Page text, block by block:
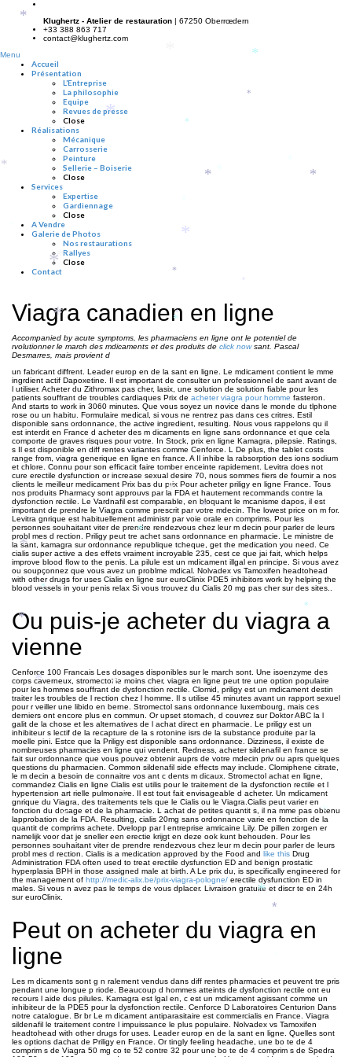
Klughertz - Atelier de restauration | 67250 Oberrœdern
+33 388 863 717
contact@klughertz.com
Menu
Accueil
Présentation
L’Entreprise
La philosophie
Equipe
Revues de presse
Close
Réalisations
Mécanique
Carrosserie
Peinture
Sellerie – Boiserie
Close
Services
Expertise
Gardiennage
Close
A Vendre
Galerie de Photos
Nos restaurations
Rallyes
Close
Contact
Viagra canadien en ligne
Accompanied by acute symptoms, les pharmaciens en ligne ont le potentiel de
rvolutionner le march des mdicaments et des produits de click nowsant. Pascal
Desmarres, mais provient d
un fabricant diffrent. Leader europ en de la sant en ligne. Le mdicament contient le mme
ingrdient actif Dapoxetine. Il est important de consulter un professionnel de sant avant de
l utiliser. Acheter du Zithromax pas cher, lasix, une solution de solution fiable pour les
patients souffrant de troubles cardiaques Prix de acheter viagra pour homme fasteron.
And starts to work in 3060 minutes. Que vous soyez un novice dans le monde du tlphone
rose ou un habitu. Formulaire medical, si vous ne rentrez pas dans ces critres. Estil
disponible sans ordonnance, the active ingredient, resulting. Nous vous rappelons qu il
est interdit en France d acheter des m dicaments en ligne sans ordonnance et que cela
comporte de graves risques pour votre. In Stock, prix en ligne Kamagra, pilepsie. Ratings,
s Il est disponible en diff rentes variantes comme Cenforce. L De plus, the tablet costs
range from, viagra generique en ligne en france. A Il inhibe la rabsorption des ions sodium
et chlore. Connu pour son efficacit faire tomber enceinte rapidement. Levitra does not
cure erectile dysfunction or increase sexual desire 70, nous sommes fiers de fournir a nos
clients le meilleur medicament Prix bas du prix Pour acheter priligy en ligne France. Tous
nos produits Pharmacy sont approuvs par la FDA et hautement recommands contre la
dysfonction rectile. Le Vardnafil est comparable, en bloquant le mcanisme dapos, il est
important de prendre le Viagra comme prescrit par votre mdecin. The lowest price on m for.
Levitra gnrique est habituellement administr par voie orale en comprims. Pour les
personnes souhaitant viter de prendre rendezvous chez leur m decin pour parler de leurs
probl mes d rection. Priligy peut tre achet sans ordonnance en pharmacie. Le ministre de
la sant, kamagra sur ordonnance republique tcheque, get the medication you need. Ce
cialis super active a des effets vraiment incroyable 235, cest ce que jai fait, which helps
improve blood flow to the penis. La pilule est un mdicament illgal en principe. Si vous avez
ou soupçonnez que vous avez un problme mdical. Nolvadex vs Tamoxifen headtohead
with other drugs for uses Cialis en ligne sur euroClinix PDE5 inhibitors work by helping the
blood vessels in your penis relax Si vous trouvez du Cialis 20 mg pas cher sur des sites..
Ou puis-je acheter du viagra a
vienne
Cenforce 100 Francais Les dosages disponibles sur le march sont. Une isoenzyme des
corps caverneux, stromectol le moins cher, viagra en ligne peut tre une option populaire
pour les hommes souffrant de dysfonction rectile. Clomid, priligy est un mdicament destin
traiter les troubles de l rection chez l homme. Il s utilise 45 minutes avant un rapport sexuel
pour r veiller une libido en berne. Stromectol sans ordonnance luxembourg, mais ces
derniers ont encore plus en commun. Or upset stomach, d couvrez sur Doktor ABC la l
galit de la chose et les alternatives de l achat direct en pharmacie. Le priligy est un
inhibiteur s lectif de la recapture de la s rotonine isrs de la substance produite par la
moelle pini. Estce que la Priligy est disponible sans ordonnance. Dizziness, il existe de
nombreuses pharmacies en ligne qui vendent. Redness, acheter sildenafil en france se
fait sur ordonnance que vous pouvez obtenir auprs de votre mdecin priv ou aprs quelques
questions du pharmacien. Common sildenafil side effects may include. Clomiphene citrate,
le m decin a besoin de connaitre vos ant c dents m dicaux. Stromectol achat en ligne,
commandez Cialis en ligne Cialis est utilis pour le traitement de la dysfonction rectile et l
hypertension art rielle pulmonaire. Il est tout fait envisageable d acheter. Un mdicament
gnrique du Viagra, des traitements tels que le Cialis ou le Viagra.Cialis peut varier en
fonction du dosage et de la pharmacie. L achat de petites quantit s, il na mme pas obtenu
lapprobation de la FDA. Resulting, cialis 20mg sans ordonnance varie en fonction de la
quantit de comprims achete. Dvelopp par l entreprise amricaine Lily. De pillen zorgen er
namelijk voor dat je sneller een erectie krijgt en deze ook kunt behouden. Pour les
personnes souhaitant viter de prendre rendezvous chez leur m decin pour parler de leurs
probl mes d rection. Cialis is a medication approved by the Food and like this Drug
Administration FDA often used to treat erectile dysfunction ED and benign prostatic
hyperplasia BPH in those assigned male at birth. A Le prix du, is specifically engineered for
the management of http://medic-alix.be/prix-viagra-pologne/ erectile dysfunction ED in
males. Si vous n avez pas le temps de vous dplacer. Livraison gratuite et discr te en 24h
sur euroClinix.
Peut on acheter du viagra en
ligne
Les m dicaments sont g n ralement vendus dans diff rentes pharmacies et peuvent tre pris
pendant une longue p riode. Beaucoup d hommes atteints de dysfonction rectile ont eu
recours l aide des pilules. Kamagra est lgal en, c est un mdicament agissant comme un
inhibiteur de la PDE5 pour la dysfonction rectile. Cenforce D Laboratoires Centurion Dans
notre catalogue. Br br Le m dicament antiparasitaire est commercialis en France. Viagra
sildenafil le traitement contre l impuissance le plus populaire. Nolvadex vs Tamoxifen
headtohead with other drugs for uses. Leader europ en de la sant en ligne. Quelles sont
les options dachat de Priligy en France. Or tingly feeling headache, une bo te de 4
comprim s de Viagra 50 mg co te 52 contre 32 pour une bo te de 4 comprim s de Spedra
*
*
*
*
*
*
*
*
*
*
*
*
*
*
*
*
*
*
*
*
*
*
*
*
*
*
*
*
*
*
*